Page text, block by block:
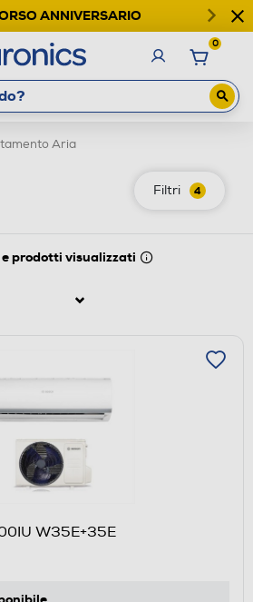
ANNIVERSARIO
0
Aria
Filtri 4
prodotti visualizzati
W35E+35E